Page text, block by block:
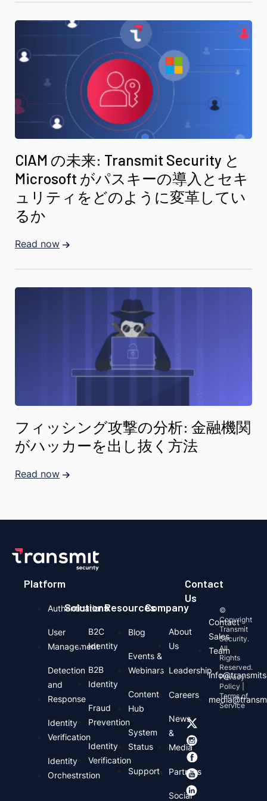
CIAM の未来: Transmit Security と
Microsoft がパスキーの導入とセキ
ュリティをどのように変革してい
るか
Read now
フィッシング攻撃の分析: 金融機関
がハッカーを出し抜く方法
Read now
Platform
Authentication
User
Management
Detection
and
Response
Identity
Verification
Identity
Orchestrstion
Solutions
B2C
Identity
B2B
Identity
Fraud
Prevention
Identity
Verification
Resources
Blog
Events &
Webinars
Content
Hub
System
Status
Support
Company
About
Us
Leadership
Careers
News
&
Media
Partners
Social
Contact
Us
Contact
Sales
Team
©
Copyright
Transmit
Security.
All
Rights
Reserved.
Privacy
Policy |
Terms of
Service